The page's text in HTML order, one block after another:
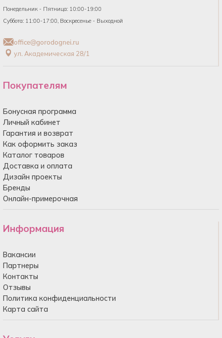
Понедельник - Пятница: 10:00-19:00
Суббота: 11:00-17:00, Воскресенье - Выходной
office@gorodognei.ru
ул. Академическая 28/1
Покупателям
Бонусная программа
Личный кабинет
Гарантия и возврат
Как оформить заказ
Каталог товаров
Доставка и оплата
Дизайн проекты
Бренды
Онлайн-примерочная
Информация
Вакансии
Партнеры
Контакты
Отзывы
Политика конфиденциальности
Карта сайта